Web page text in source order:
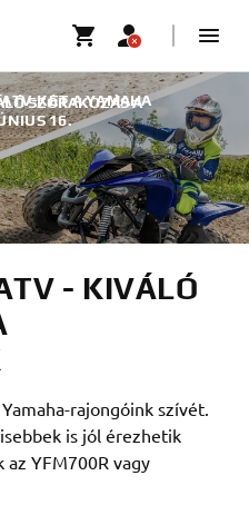
SZÓRAKOZÁS A
KET A YAMAHA
16.
- KIVÁLÓ
rajongóink szívét.
is jól érezhetik
YFM700R vagy